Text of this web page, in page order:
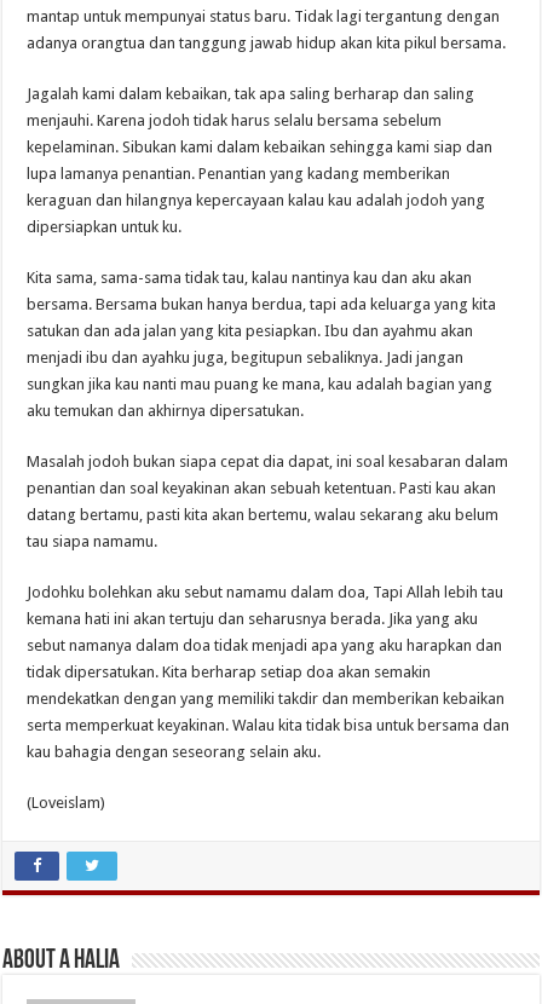
mantap untuk mempunyai status baru. Tidak lagi tergantung dengan
adanya orangtua dan tanggung jawab hidup akan kita pikul bersama.
Jagalah kami dalam kebaikan, tak apa saling berharap dan saling
menjauhi. Karena jodoh tidak harus selalu bersama sebelum
kepelaminan. Sibukan kami dalam kebaikan sehingga kami siap dan
lupa lamanya penantian. Penantian yang kadang memberikan
keraguan dan hilangnya kepercayaan kalau kau adalah jodoh yang
dipersiapkan untuk ku.
Kita sama, sama-sama tidak tau, kalau nantinya kau dan aku akan
bersama. Bersama bukan hanya berdua, tapi ada keluarga yang kita
satukan dan ada jalan yang kita pesiapkan. Ibu dan ayahmu akan
menjadi ibu dan ayahku juga, begitupun sebaliknya. Jadi jangan
sungkan jika kau nanti mau puang ke mana, kau adalah bagian yang
aku temukan dan akhirnya dipersatukan.
Masalah jodoh bukan siapa cepat dia dapat, ini soal kesabaran dalam
penantian dan soal keyakinan akan sebuah ketentuan. Pasti kau akan
datang bertamu, pasti kita akan bertemu, walau sekarang aku belum
tau siapa namamu.
Jodohku bolehkan aku sebut namamu dalam doa, Tapi Allah lebih tau
kemana hati ini akan tertuju dan seharusnya berada. Jika yang aku
sebut namanya dalam doa tidak menjadi apa yang aku harapkan dan
tidak dipersatukan. Kita berharap setiap doa akan semakin
mendekatkan dengan yang memiliki takdir dan memberikan kebaikan
serta memperkuat keyakinan. Walau kita tidak bisa untuk bersama dan
kau bahagia dengan seseorang selain aku.
(Loveislam)
About A Halia